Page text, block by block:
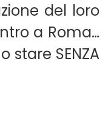
del loro
a Roma…
stare SENZA